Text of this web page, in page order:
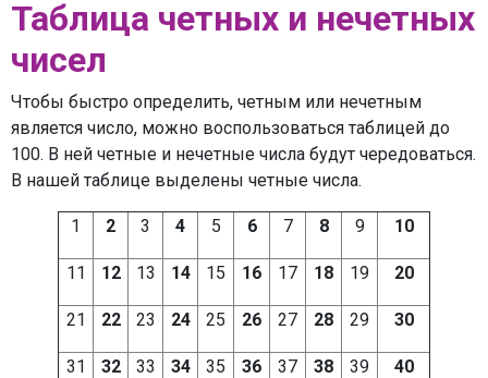
Таблица четных и нечетных
чисел
Чтобы быстро определить, четным или нечетным
является число, можно воспользоваться таблицей до
100. В ней четные и нечетные числа будут чередоваться.
В нашей таблице выделены четные числа.
1 2 3 4 5 6 7 8 9 10
11 12 13 14 15 16 17 18 19 20
21 22 23 24 25 26 27 28 29 30
31 32 33 34 35 36 37 38 39 40